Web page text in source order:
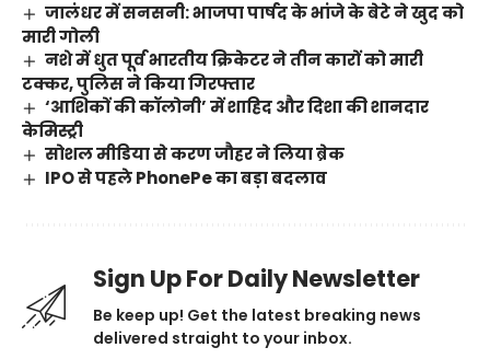
जालंधर में सनसनी: भाजपा पार्षद के भांजे के बेटे ने खुद को
मारी गोली
नशे में धुत पूर्व भारतीय क्रिकेटर ने तीन कारों को मारी
टक्कर, पुलिस ने किया गिरफ्तार
‘आशिकों की कॉलोनी’ में शाहिद और दिशा की शानदार
केमिस्ट्री
सोशल मीडिया से करण जौहर ने लिया ब्रेक
IPO से पहले PhonePe का बड़ा बदलाव
Sign Up For Daily Newsletter
Be keep up! Get the latest breaking news
delivered straight to your inbox.